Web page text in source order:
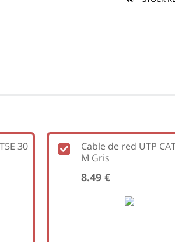
30
Cable de red UTP
M Gris
8.49 €